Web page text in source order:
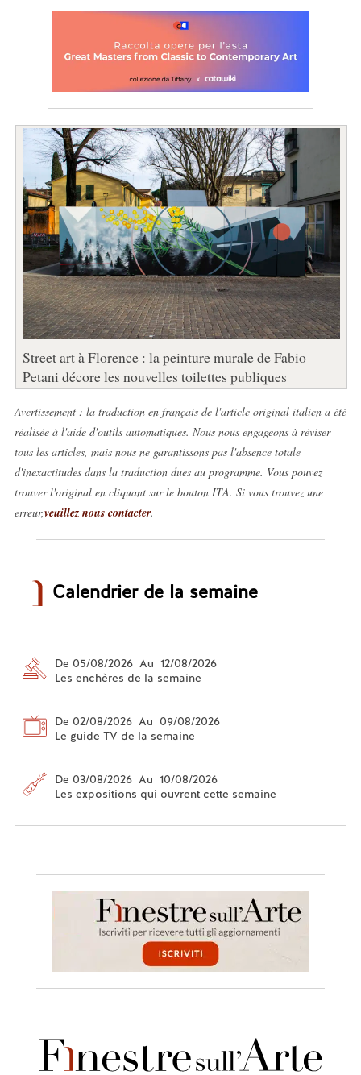
Street art à Florence : la peinture murale de Fabio
Petani décore les nouvelles toilettes publiques
Avertissement : la traduction en français de l'article original italien a été
réalisée à l'aide d'outils automatiques. Nous nous engageons à réviser
tous les articles, mais nous ne garantissons pas l'absence totale
d'inexactitudes dans la traduction dues au programme. Vous pouvez
trouver l'original en cliquant sur le bouton ITA. Si vous trouvez une
erreur,veuillez nous contacter.
Calendrier de la semaine
De 05/08/2026 Au 12/08/2026
Les enchères de la semaine
De 02/08/2026 Au 09/08/2026
Le guide TV de la semaine
De 03/08/2026 Au 10/08/2026
Les expositions qui ouvrent cette semaine